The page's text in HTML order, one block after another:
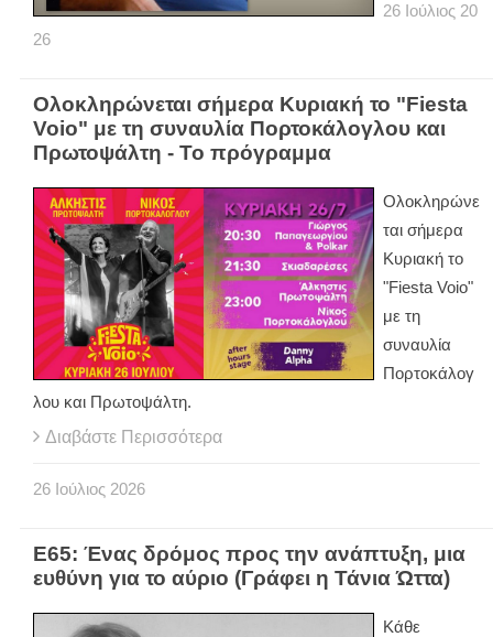
26 Ιούλιος 20
26
Ολοκληρώνεται σήμερα Κυριακή το "Fiesta
Voio" με τη συναυλία Πορτοκάλογλου και
Πρωτοψάλτη - Το πρόγραμμα
Ολοκληρώνε
ται σήμερα
Κυριακή το
"Fiesta Voio"
με τη
συναυλία
Πορτοκάλογ
λου και Πρωτοψάλτη.
Διαβάστε Περισσότερα
26 Ιούλιος 2026
Ε65: Ένας δρόμος προς την ανάπτυξη, μια
ευθύνη για το αύριο (Γράφει η Τάνια Ώττα)
Κάθε